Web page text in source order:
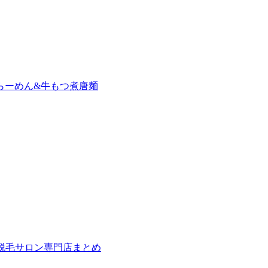
ーめん&牛もつ煮唐麺
毛サロン専門店まとめ